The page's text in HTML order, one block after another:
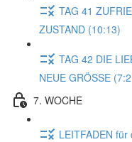
TAG 41
ZUSTAND (10:13)
TAG 42 DIE
NEUE GRÖSSE
7. WOCHE
LEITFADEN für